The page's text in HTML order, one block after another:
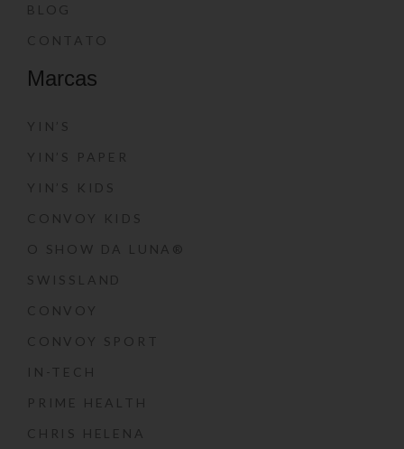
BLOG
CONTATO
Marcas
YIN’S
YIN’S PAPER
YIN’S KIDS
CONVOY KIDS
O SHOW DA LUNA®
SWISSLAND
CONVOY
CONVOY SPORT
IN-TECH
PRIME HEALTH
CHRIS HELENA